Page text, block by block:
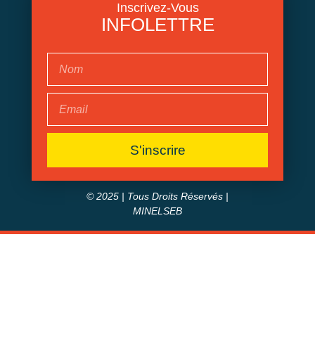
Inscrivez-Vous
INFOLETTRE
S'inscrire
© 2025 | Tous Droits Réservés |
MINELSEB